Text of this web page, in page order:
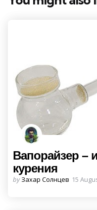
Вапорайзер –
курения
Posted
by Захар Солнцев 15